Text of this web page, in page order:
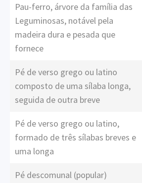
Pau-ferro, árvore da família das
Leguminosas, notável pela
madeira dura e pesada que
fornece
Pé de verso grego ou latino
composto de uma sílaba longa,
seguida de outra breve
Pé de verso grego ou latino,
formado de três sílabas breves e
uma longa
Pé descomunal (popular)